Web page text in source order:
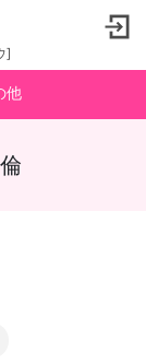
]
他